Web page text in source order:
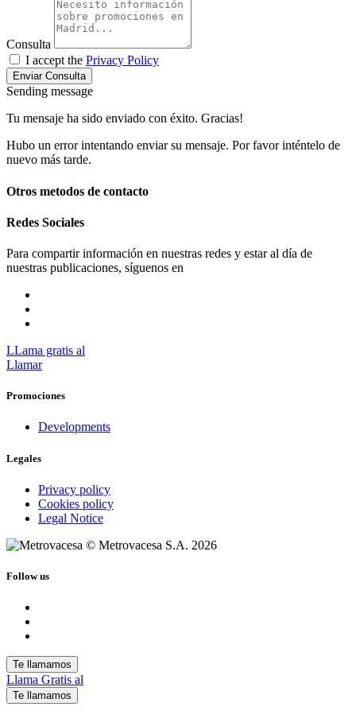
Consulta
I accept the Privacy Policy
Enviar Consulta
Sending message
Tu mensaje ha sido enviado con éxito. Gracias!
Hubo un error intentando enviar su mensaje. Por favor inténtelo de
nuevo más tarde.
Otros metodos de contacto
Redes Sociales
Para compartir información en nuestras redes y estar al día de
nuestras publicaciones, síguenos en
LLama gratis al
Llamar
Promociones
Developments
Legales
Privacy policy
Cookies policy
Legal Notice
© Metrovacesa S.A. 2026
Follow us
Te llamamos
Llama Gratis al
Te llamamos